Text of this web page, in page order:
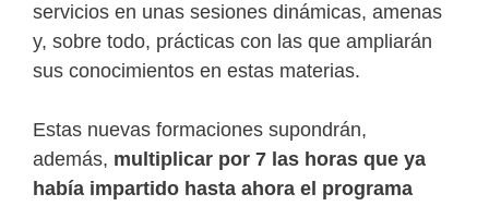
servicios en unas sesiones dinámicas, amenas
y, sobre todo, prácticas con las que ampliarán
sus conocimientos en estas materias.
Estas nuevas formaciones supondrán,
además, multiplicar por 7 las horas que ya
había impartido hasta ahora el programa